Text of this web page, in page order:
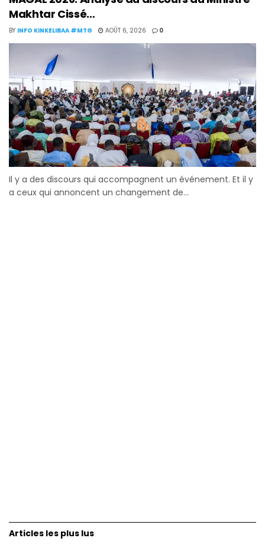
Makhtar Cissé…
BY INFO KINKELIBAA #MTG AOÛT 6, 2026 0
Il y a des discours qui accompagnent un événement. Et il y
a ceux qui annoncent un changement de...
Articles les plus lus